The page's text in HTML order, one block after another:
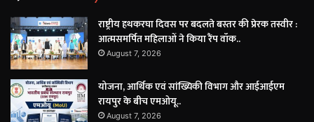
राष्ट्रीय हथकरघा दिवस पर बदलते बस्तर की प्रेरक तस्वीर :
आत्मसमर्पित महिलाओं ने किया रैंप वॉक..
August 7, 2026
योजना, आर्थिक एवं सांख्यिकी विभाग और आईआईएम
रायपुर के बीच एमओयू..
August 7, 2026